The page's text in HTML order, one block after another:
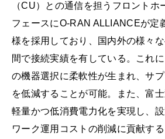
（CU）との通信を担うフロントホ
フェースにO-RAN ALLIANCEが定
様を採用しており、国内外の様々
間で接続実績を有している。これ
の機器選択に柔軟性が生まれ、サ
を低減することが可能。また、富
軽量かつ低消費電力化を実現し、
ワーク運用コストの削減に貢献する